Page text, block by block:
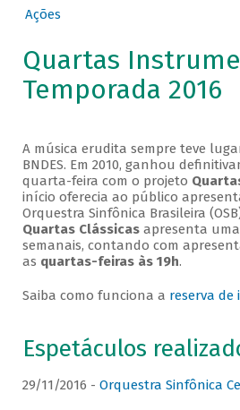
Ações
Quartas
Temporada 2016
A música erudita sempre teve
BNDES. Em 2010, ganhou
quarta-feira com o projeto
início oferecia ao público
Orquestra Sinfônica Brasileira
Quartas Clássicasapresenta
semanais, contando com
as quartas-feiras às 19h.
Saiba como funciona a reserva de
Espetáculos
29/11/2016 - Orquestra Sinfônica